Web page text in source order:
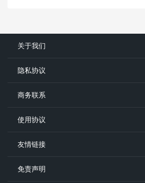
关于我们
隐私协议
商务联系
使用协议
友情链接
免责声明